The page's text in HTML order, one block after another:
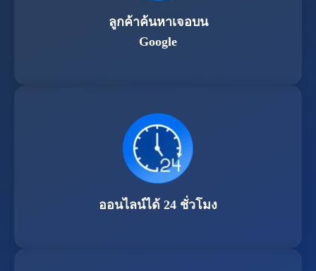
ลูกค้าค้นหาเจอบน
Google
ออนไลน์ได้ 24 ชั่วโมง